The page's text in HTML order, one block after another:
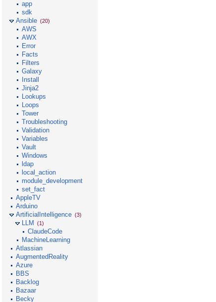
app
sdk
Ansible (20)
AWS
AWX
Error
Facts
Filters
Galaxy
Install
Jinja2
Lookups
Loops
Tower
Troubleshooting
Validation
Variables
Vault
Windows
ldap
local_action
module_development
set_fact
AppleTV
Arduino
ArtificialIntelligence (3)
LLM (1)
ClaudeCode
MachineLearning
Atlassian
AugmentedReality
Azure
BBS
Backlog
Bazaar
Becky